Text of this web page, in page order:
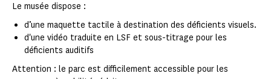
Le musée dispose :
d’une maquette tactile à destination des déficients visuels.
d'une vidéo traduite en LSF et sous-titrage pour les
déficients auditifs
Attention : le parc est difficilement accessible pour les